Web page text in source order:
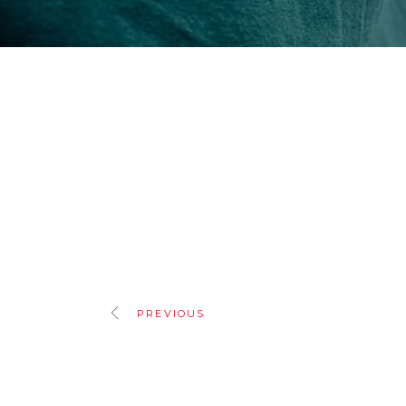
PREVIOUS